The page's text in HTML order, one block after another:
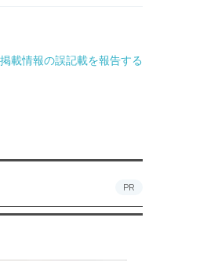
掲載情報の誤記載を報告する
PR